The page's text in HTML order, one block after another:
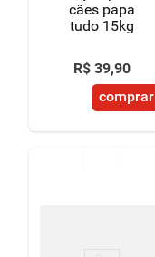
cães papa
tudo 15kg
R$ 39,90
comprar